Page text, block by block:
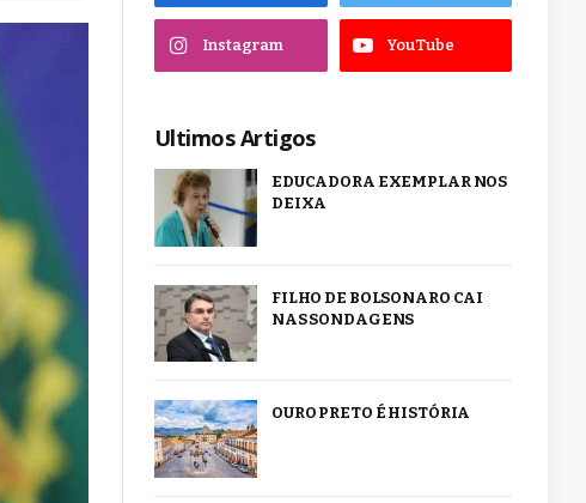
Instagram YouTube
Ultimos Artigos
EDUCADORA EXEMPLAR NOS
DEIXA
FILHO DE BOLSONARO CAI
NAS SONDAGENS
OURO PRETO É HISTÓRIA